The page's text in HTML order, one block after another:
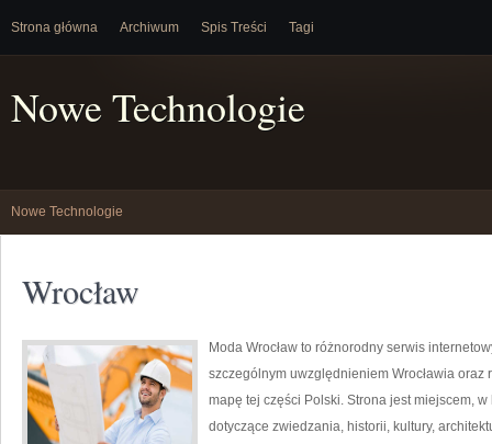
Strona główna Archiwum Spis Treści Tagi
Nowe Technologie
Nowe Technologie
Wrocław
Moda Wrocław to różnorodny serwis
szczególnym uwzględnieniem Wrocławia
mapę tej części Polski. Strona jest miejscem,
dotyczące zwiedzania, historii, kultury,